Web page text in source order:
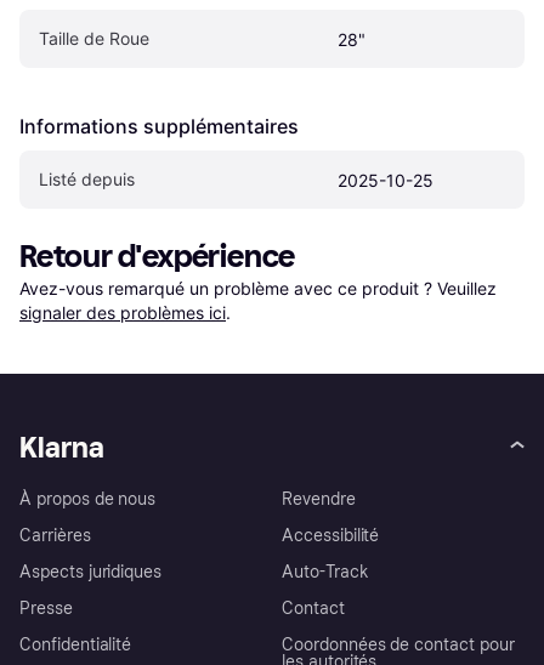
Taille de Roue 28"
Informations supplémentaires
Listé depuis 2025-10-25
Retour d'expérience
Avez-vous remarqué un problème avec ce produit ? Veuillez
signaler des problèmes ici.
Klarna
À propos de nous
Carrières
Aspects juridiques
Presse
Confidentialité
Revendre
Accessibilité
Auto-Track
Contact
Coordonnées de contact pour